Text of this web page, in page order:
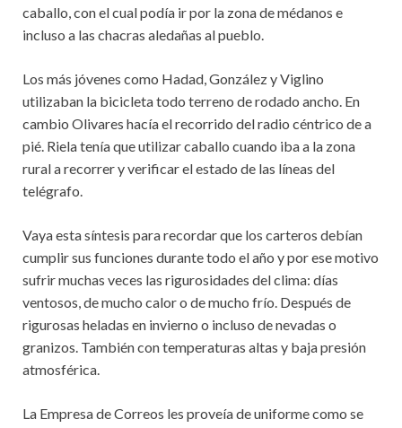
caballo, con el cual podía ir por la zona de médanos e
incluso a las chacras aledañas al pueblo.
Los más jóvenes como Hadad, González y Viglino
utilizaban la bicicleta todo terreno de rodado ancho. En
cambio Olivares hacía el recorrido del radio céntrico de a
pié. Riela tenía que utilizar caballo cuando iba a la zona
rural a recorrer y verificar el estado de las líneas del
telégrafo.
Vaya esta síntesis para recordar que los carteros debían
cumplir sus funciones durante todo el año y por ese motivo
sufrir muchas veces las rigurosidades del clima: días
ventosos, de mucho calor o de mucho frío. Después de
rigurosas heladas en invierno o incluso de nevadas o
granizos. También con temperaturas altas y baja presión
atmosférica.
La Empresa de Correos les proveía de uniforme como se